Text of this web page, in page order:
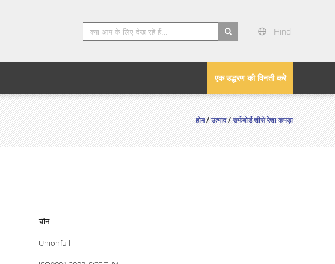
Hindi
एक उद्धरण की विनती करे
होम/उत्पाद/सर्फबोर्ड शीसे रेशा कपड़ा
चीन
Unionfull